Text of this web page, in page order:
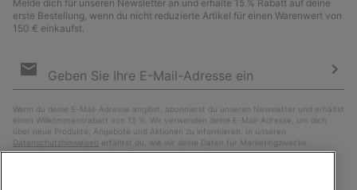
Melde dich für unseren Newsletter an und erhalte 15 % Rabatt auf deine
erste Bestellung, wenn du nicht reduzierte Artikel für einen Warenwert von
150 € einkaufst.
Anmeldung
Wenn du deine E-Mail-Adresse angibst, abonnierst du unseren Newsletter und erhältst
einen Willkommensrabatt von 15 %. Wir verwenden deine E-Mail-Adresse, um dich
über neue Produkte, Angebote und Aktionen zu informieren. In unseren
Datenschutzhinweisen erfährst du, wie wir deine Daten für Marketingzwecke
verarbeiten und wie du deine Zustimmung widerrufen kannst.